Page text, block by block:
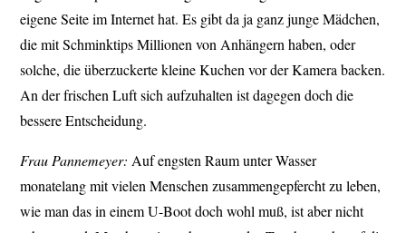
eigene Seite im Internet hat. Es gibt da ja ganz junge Mädchen,
die mit Schminktips Millionen von Anhängern haben, oder
solche, die überzuckerte kleine Kuchen vor der Kamera backen.
An der frischen Luft sich aufzuhalten ist dagegen doch die
bessere Entscheidung.
Frau Pannemeyer: Auf engsten Raum unter Wasser
monatelang mit vielen Menschen zusammengepfercht zu leben,
wie man das in einem U-Boot doch wohl muß, ist aber nicht